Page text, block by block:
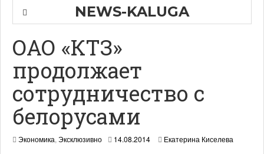
NEWS-KALUGA
ОАО «КТЗ»
продолжает
сотрудничество с
белорусами
Экономика, Эксклюзивно 14.08.20141
Екатерина Киселева